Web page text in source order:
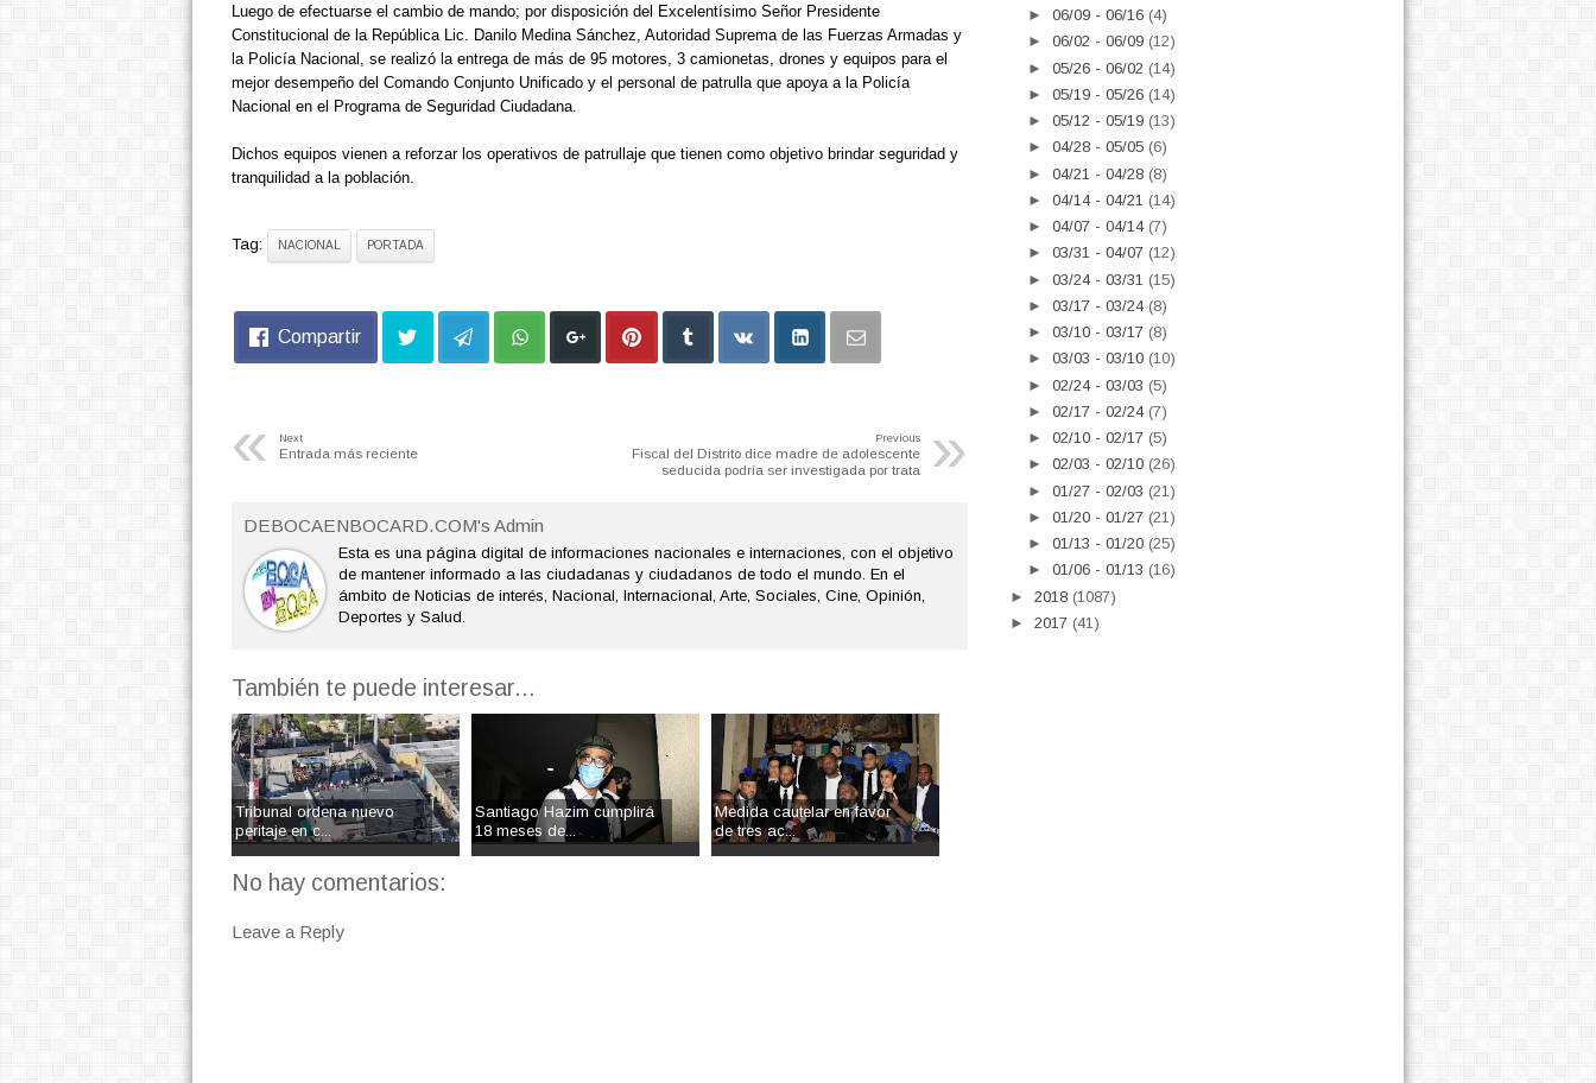
Luego de efectuarse el cambio de mando; por disposición del Excelentísimo Señor Presidente
Constitucional de la República Lic. Danilo Medina Sánchez, Autoridad Suprema de las Fuerzas Armadas y
la Policía Nacional, se realizó la entrega de más de 95 motores, 3 camionetas, drones y equipos para el
mejor desempeño del Comando Conjunto Unificado y el personal de patrulla que apoya a la Policía
Nacional en el Programa de Seguridad Ciudadana.
Dichos equipos vienen a reforzar los operativos de patrullaje que tienen como objetivo brindar seguridad y
tranquilidad a la población.
Tag: NACIONAL PORTADA
Compartir
« Next
Entrada más reciente »
Previous
Fiscal del Distrito dice madre de adolescente
seducida podría ser investigada por trata
DEBOCAENBOCARD.COM's Admin
Esta es una página digital de informaciones nacionales e internaciones, con el objetivo
de mantener informado a las ciudadanas y ciudadanos de todo el mundo. En el
ámbito de Noticias de interés, Nacional, Internacional, Arte, Sociales, Cine, Opinión,
Deportes y Salud.
También te puede interesar...
Tribunal ordena nuevo
peritaje en c...
Santiago Hazim cumplirá
18 meses de...
Medida cautelar en favor
de tres ac...
No hay comentarios:
Leave a Reply
►06/09 - 06/16 (4)
►06/02 - 06/09 (12)
►05/26 - 06/02 (14)
►05/19 - 05/26 (14)
►05/12 - 05/19 (13)
►04/28 - 05/05 (6)
►04/21 - 04/28 (8)
►04/14 - 04/21 (14)
►04/07 - 04/14 (7)
►03/31 - 04/07 (12)
►03/24 - 03/31 (15)
►03/17 - 03/24 (8)
►03/10 - 03/17 (8)
►03/03 - 03/10 (10)
►02/24 - 03/03 (5)
►02/17 - 02/24 (7)
►02/10 - 02/17 (5)
►02/03 - 02/10 (26)
►01/27 - 02/03 (21)
►01/20 - 01/27 (21)
►01/13 - 01/20 (25)
►01/06 - 01/13 (16)
► 2018 (1087)
► 2017 (41)